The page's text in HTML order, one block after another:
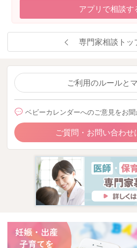
アプリで相談す
専門家相談ト
ご利用のルールと
ベビーカレンダーへのご意見をお
ご質問・お問い合わせ